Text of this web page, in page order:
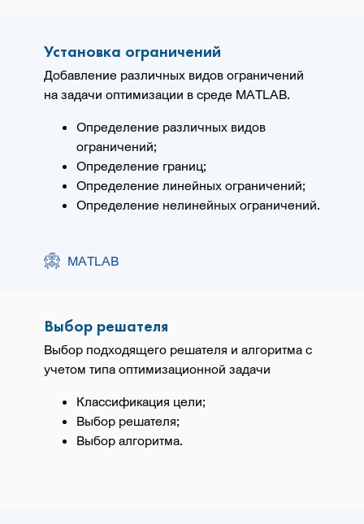
Установка ограничений
Добавление различных видов ограничений
на задачи оптимизации в среде MATLAB.
Определение различных видов
ограничений;
Определение границ;
Определение линейных ограничений;
Определение нелинейных ограничений.
MATLAB
Выбор решателя
Выбор подходящего решателя и алгоритма с
учетом типа оптимизационной задачи
Классификация цели;
Выбор решателя;
Выбор алгоритма.